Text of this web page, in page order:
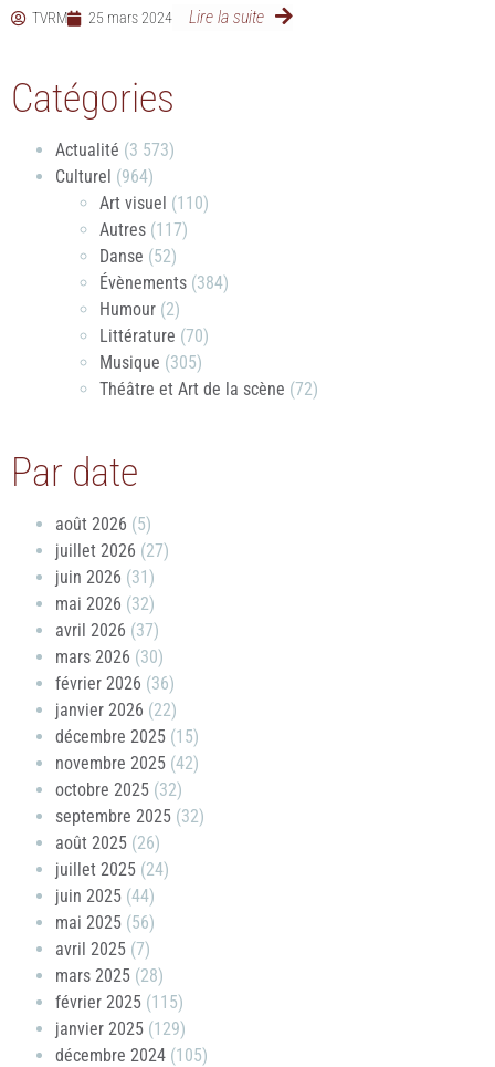
TVRM 25 mars 2024 Lire la suite
Catégories
Actualité (3 573)
Culturel (964)
Art visuel (110)
Autres (117)
Danse (52)
Évènements (384)
Humour (2)
Littérature (70)
Musique (305)
Théâtre et Art de la scène (72)
Par date
août 2026 (5)
juillet 2026 (27)
juin 2026 (31)
mai 2026 (32)
avril 2026 (37)
mars 2026 (30)
février 2026 (36)
janvier 2026 (22)
décembre 2025 (15)
novembre 2025 (42)
octobre 2025 (32)
septembre 2025 (32)
août 2025 (26)
juillet 2025 (24)
juin 2025 (44)
mai 2025 (56)
avril 2025 (7)
mars 2025 (28)
février 2025 (115)
janvier 2025 (129)
décembre 2024 (105)